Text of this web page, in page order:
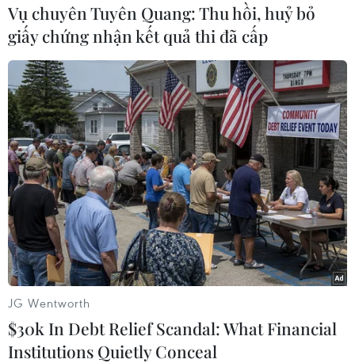
"Loving Vincent" - bộ phim độc đáo về
cuộc đời danh họa Van Gogh
06/10/2017 02:00
120 bức tranh kiệt tác của Van Gogh cũng được lồng
ghép vào các cảnh trong phim, làm những khán giả say
mê các tác phẩm của Van Gogh dường như được gặp
lại người quen.
Vụ chuyên Tuyên Quang: Thu hồi, huỷ bỏ
giấy chứng nhận kết quả thi đã cấp
JG Wentworth
$30k In Debt Relief Scandal: What Financial
Institutions Quietly Conceal